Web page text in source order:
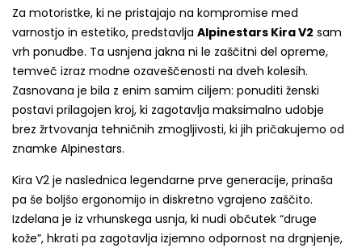
Za motoristke, ki ne pristajajo na kompromise med
varnostjo in estetiko, predstavlja Alpinestars Kira V2 sam
vrh ponudbe. Ta usnjena jakna ni le zaščitni del opreme,
temveč izraz modne ozaveščenosti na dveh kolesih.
Zasnovana je bila z enim samim ciljem: ponuditi ženski
postavi prilagojen kroj, ki zagotavlja maksimalno udobje
brez žrtvovanja tehničnih zmogljivosti, ki jih pričakujemo od
znamke Alpinestars.
Kira V2 je naslednica legendarne prve generacije, prinaša
pa še boljšo ergonomijo in diskretno vgrajeno zaščito.
Izdelana je iz vrhunskega usnja, ki nudi občutek “druge
kože”, hkrati pa zagotavlja izjemno odpornost na drgnjenje,